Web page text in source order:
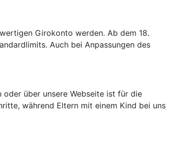
Girokonto werden. Ab dem 18.
Auch bei Anpassungen des
über unsere Webseite ist für die
während Eltern mit einem Kind bei uns